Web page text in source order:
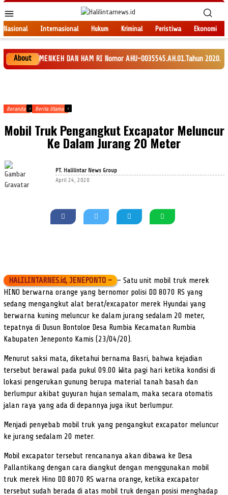
ke
kontenMobile
Nasional Internasional Hukum Kriminal Peristiwa Ekonomi
About
SK MENKEH DAN HAM RI Nomor AHU-0035545.AH.01.Tahun 2020.
Beranda Berita Utama
Mobil Truk Pengangkut Excapator Meluncur
Ke Dalam Jurang 20 Meter
PT. Halilintar News Group
April 24, 2020
HALILINTARNES.id, JENEPONTO – – Satu unit mobil truk merek
HINO berwarna orange yang bernomor polisi DD 8070 RS yang
sedang mengangkut alat berat/excapator merek Hyundai yang
berwarna kuning meluncur ke dalam jurang sedalam 20 meter,
tepatnya di Dusun Bontoloe Desa Rumbia Kecamatan Rumbia
Kabupaten Jeneponto Kamis (23/04/20).
Menurut saksi mata, diketahui bernama Basri, bahwa kejadian
tersebut berawal pada pukul 09.00 Wita pagi hari ketika kondisi di
lokasi pengerukan gunung berupa material tanah basah dan
berlumpur akibat guyuran hujan semalam, maka secara otomatis
jalan raya yang ada di depannya juga ikut berlumpur.
Menjadi penyebab mobil truk yang pengangkut excapator meluncur
ke jurang sedalam 20 meter.
Mobil excapator tersebut rencananya akan dibawa ke Desa
Pallantikang dengan cara diangkut dengan menggunakan mobil
truk merek Hino DD 8070 RS warna orange, ketika excapator
tersebut sudah berada di atas mobil truk dengan posisi menghadap